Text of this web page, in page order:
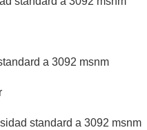
a 3092 msnm
standard a 3092 msnm